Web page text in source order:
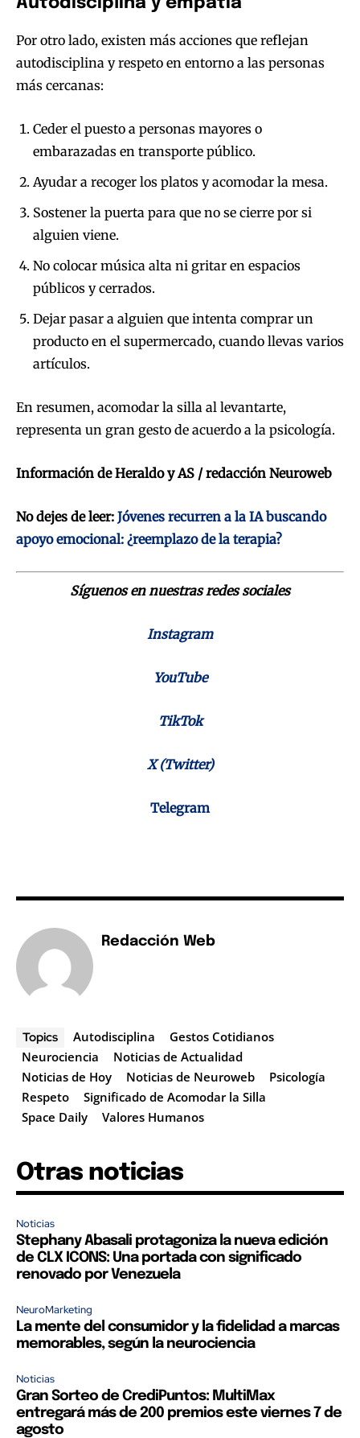
Por otro lado, existen más acciones que reflejan
autodisciplina y respeto en entorno a las personas
más cercanas:
Ceder el puesto a personas mayores o
embarazadas en transporte público.
Ayudar a recoger los platos y acomodar la mesa.
Sostener la puerta para que no se cierre por si
alguien viene.
No colocar música alta ni gritar en espacios
públicos y cerrados.
Dejar pasar a alguien que intenta comprar un
producto en el supermercado, cuando llevas varios
artículos.
En resumen, acomodar la silla al levantarte,
representa un gran gesto de acuerdo a la psicología.
Información de Heraldo y AS / redacción Neuroweb
No dejes de leer: Jóvenes recurren a la IA buscando
apoyo emocional: ¿reemplazo de la terapia?
Síguenos en nuestras redes sociales
Instagram
YouTube
TikTok
X (Twitter)
Telegram
Redacción Web
Topics Autodisciplina
Gestos Cotidianos
Neurociencia
Noticias de Actualidad
Noticias de Hoy
Noticias de Neuroweb
Psicología
Respeto
Significado de Acomodar la Silla
Space Daily
Valores Humanos
Otras noticias
Noticias
Stephany Abasali protagoniza la nueva edición
de CLX ICONS: Una portada con significado
renovado por Venezuela
NeuroMarketing
La mente del consumidor y la fidelidad a marcas
memorables, según la neurociencia
Noticias
Gran Sorteo de CrediPuntos: MultiMax
entregará más de 200 premios este viernes 7 de
agosto